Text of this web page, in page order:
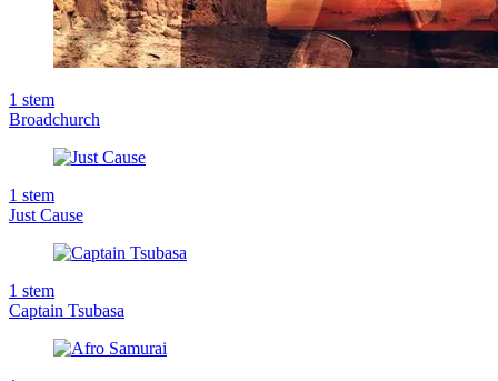
1 stem
Broadchurch
1 stem
Just Cause
1 stem
Captain Tsubasa